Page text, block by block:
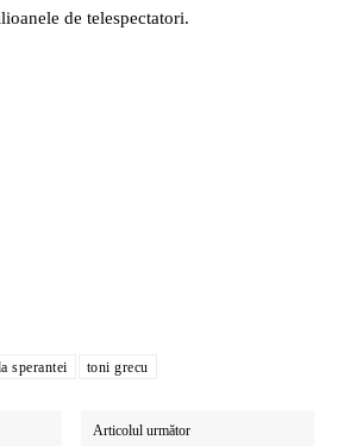
de telespectatori.
sperantei toni grecu
Articolul următor